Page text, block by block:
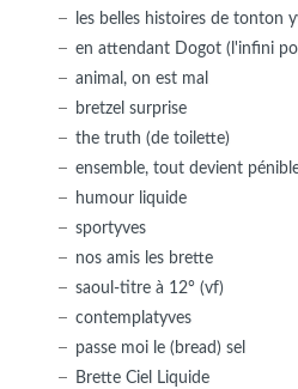
les belles histoires de tonton
en attendant Dogot (l'infini
animal, on est mal
bretzel surprise
the truth (de toilette)
ensemble, tout devient
humour liquide
sportyves
nos amis les brette
saoul-titre à 12° (vf)
contemplatyves
passe moi le (bread) sel
Brette Ciel Liquide